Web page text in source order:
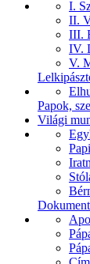
I.
II.
III.
IV.
V.
Papok,
Világi